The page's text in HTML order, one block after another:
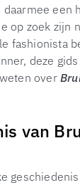
een
op zoek zijn
fashionista
deze
over
van